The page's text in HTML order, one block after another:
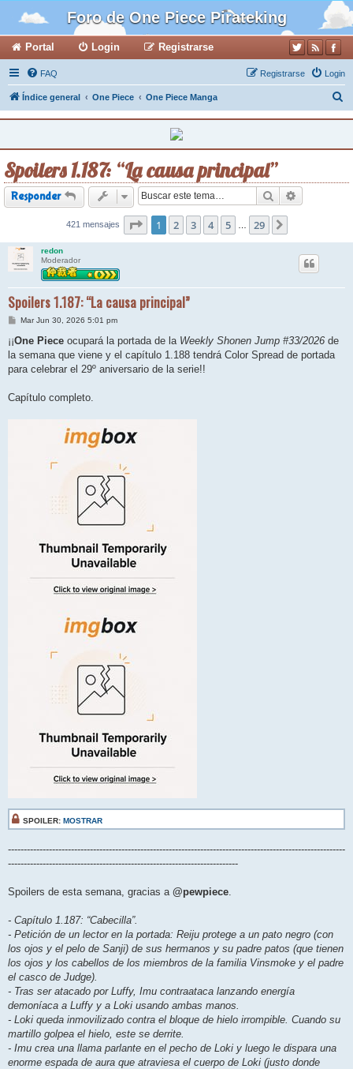
Foro de One Piece Pirateking
Portal Login Registrarse
FAQ Login
Registrarse
Índice general One Piece One Piece Manga
c
Spoilers 1.187: “La causa principal”
Responder Buscar
421 mensajes Página1 de 29
1 2 3 4 5 29
redon
Moderador
Spoilers 1.187: “La causa principal”
M
n
a
j
Mar Jun 30, 2026 5:01 pm
¡¡One Piece ocupará la portada de la Weekly Shonen Jump #33/2026 de
la semana que viene y el capítulo 1.188 tendrá Color Spread de portada
para celebrar el 29º aniversario de la serie!!
Capítulo completo.
SPOILER: MOSTRAR
-----------------------------------------------------------------------------------------------------------
-------------------------------------------------------------------------
Spoilers de esta semana, gracias a @pewpiece
- Capítulo 1.187: “Cabecilla”.
- Petición de un lector en la portada: Reiju protege a un pato negro (con
los ojos y el pelo de Sanji) de sus hermanos y su padre patos (que tienen
los ojos y los cabellos de los miembros de la familia Vinsmoke y el padre
el casco de Judge).
- Tras ser atacado por Luffy, Imu contraataca lanzando energía
demoníaca a Luffy y a Loki usando ambas manos.
- Loki queda inmovilizado contra el bloque de hielo irrompible. Cuando su
martillo golpea el hielo, este se derrite.
- Imu crea una llama parlante en el pecho de Loki y luego le dispara una
enorme espada de aura que atraviesa el cuerpo de Loki (justo donde